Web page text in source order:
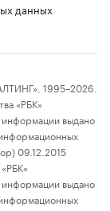
данных
1995–2026.
«РБК»
информации выдано
09.12.2015
информации выдано